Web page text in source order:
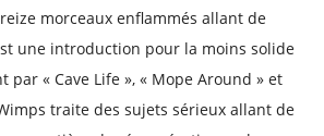
morceaux enflammés allant de
une introduction pour la moins solide
par « Cave Life », « Mope Around » et
traite des sujets sérieux allant de